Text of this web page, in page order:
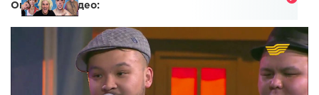
Описание видео: